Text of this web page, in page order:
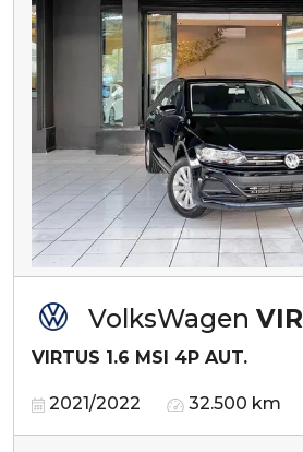
VolksWagen
VIRTUS 1.6 MSI 4P AUT.
2021/2022 32.500 km